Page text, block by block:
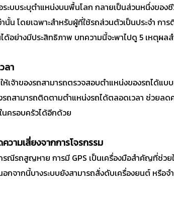
ระบบระบุตำแหน่งบนพื้นโลก กลายเป็นส่วนหนึ่งของ
นั้น โดยเฉพาะสำหรับผู้ที่ใช้รถส่วนตัวเป็นประจำ
ด้อย่างมีประสิทธิภาพ บทความนี้จะพาไปดู 5 เหตุผ
ลา
ห้เจ้าของรถสามารถตรวจสอบตำแหน่งของรถได้
งรถสามารถติดตามตำแหน่งรถได้ตลอดเวลา ช่วย
ครอบครัวได้อีกด้วย
ามเสี่ยงจากการโจรกรรม
ณีรถสูญหาย การมี GPS เป็นเครื่องมือสำคัญที่ช่วย
กจากนี้บางระบบยังสามารถสั่งดับเครื่องยนต์ หรือ